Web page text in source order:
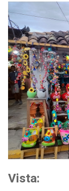
Vista: